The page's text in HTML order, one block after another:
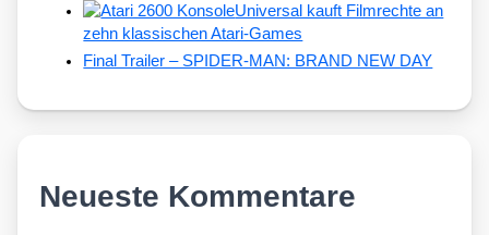
Universal kauft Filmrechte an
zehn klassischen Atari-Games
Final Trailer – SPIDER-MAN: BRAND NEW DAY
Neueste Kommentare